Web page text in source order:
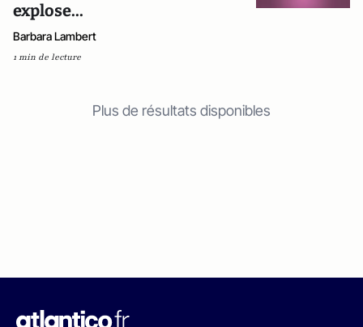
explose...
Barbara Lambert
1 min de lecture
Plus de résultats disponibles